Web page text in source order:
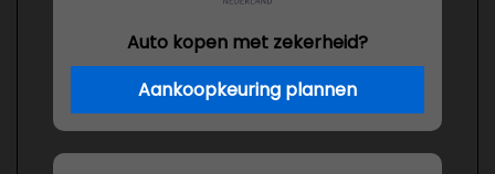
Auto kopen met zekerheid?
Aankoopkeuring plannen